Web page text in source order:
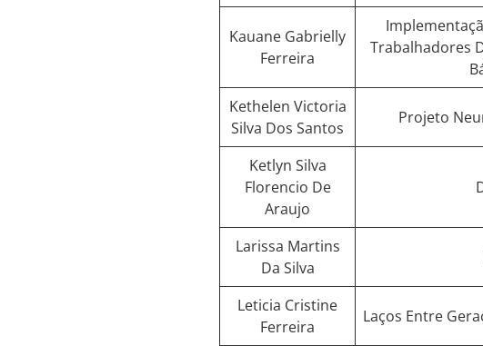
Kauane Gabrielly
Ferreira
Trabalhadores
Kethelen Victoria
Silva Dos Santos
Projeto
Ketlyn Silva
Florencio De
Araujo
Larissa Martins
Da Silva
Leticia Cristine
Ferreira
Laços Entre